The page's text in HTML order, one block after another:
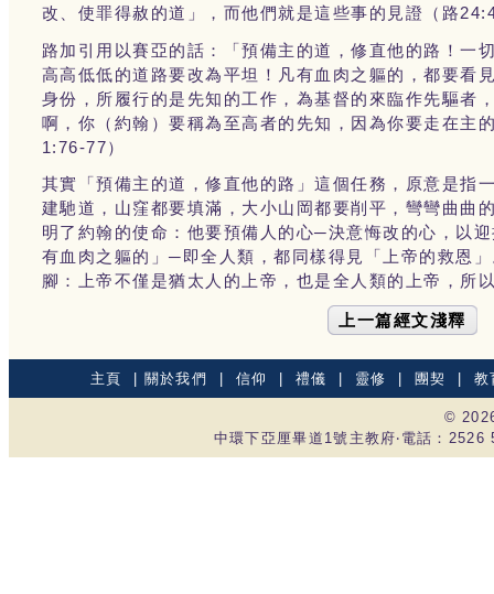
改、使罪得赦的道」，而他們就是這些事的見證（路
路加引用以賽亞的話：「預備主的道，修直他的路！一
高高低低的道路要改為平坦！凡有血肉之軀的，都要看
身份，所履行的是先知的工作，為基督的來臨作先驅者
啊，你（約翰）要稱為至高者的先知，因為你要走在主
1:76-77）
其實「預備主的道，修直他的路」這個任務，原意是指
建馳道，山窪都要填滿，大小山岡都要削平，彎彎曲曲
明了約翰的使命：他要預備人的心─決意悔改的心，以
有血肉之軀的」─即全人類，都同樣得見「上帝的救恩
腳：上帝不僅是猶太人的上帝，也是全人類的上帝，所
上一篇經文淺釋
主頁 關於我們 信仰 禮儀 靈修 團契 |教
©
中環下亞厘畢道1號主教府‧電話：